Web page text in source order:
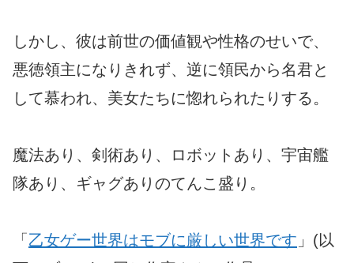
しかし、彼は前世の価値観や性格のせいで、
悪徳領主になりきれず、逆に領民から名君と
して慕われ、美女たちに惚れられたりする。
魔法あり、剣術あり、ロボットあり、宇宙艦
隊あり、ギャグありのてんこ盛り。
「乙女ゲー世界はモブに厳しい世界です 」(以